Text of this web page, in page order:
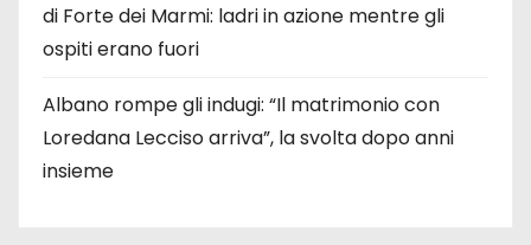
di Forte dei Marmi: ladri in azione mentre gli
ospiti erano fuori
Albano rompe gli indugi: “Il matrimonio con
Loredana Lecciso arriva”, la svolta dopo anni
insieme